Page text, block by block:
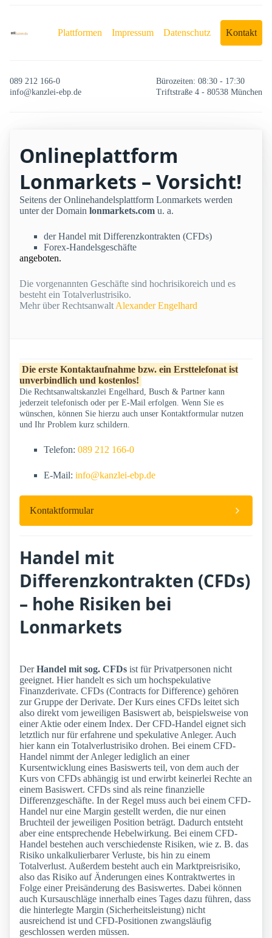
Plattformen Impressum Datenschutz Kontakt
089 212 166-0
info@kanzlei-ebp.de
Bürozeiten: 08:30 - 17:30
Triftstraße 4 - 80538 München
Onlineplattform
Lonmarkets – Vorsicht!
Seitens der Onlinehandelsplattform Lonmarkets werden
unter der Domain lonmarkets.com u. a.
der Handel mit Differenzkontrakten (CFDs)
Forex-Handelsgeschäfte
angeboten.
Die vorgenannten Geschäfte sind hochrisikoreich und es
besteht ein Totalverlustrisiko.
Mehr über Rechtsanwalt Alexander Engelhard
Die erste Kontaktaufnahme bzw. ein Ersttelefonat ist
unverbindlich und kostenlos!
Die Rechtsanwaltskanzlei Engelhard, Busch & Partner kann
jederzeit telefonisch oder per E-Mail erfolgen. Wenn Sie es
wünschen, können Sie hierzu auch unser Kontaktformular nutzen
und Ihr Problem kurz schildern.
Telefon: 089 212 166-0
E-Mail: info@kanzlei-ebp.de
Kontaktformular
Handel mit
Differenzkontrakten (CFDs)
– hohe Risiken bei
Lonmarkets
DerHandel mit sog. CFDs ist für Privatpersonen nicht
geeignet. Hier handelt es sich um hochspekulative
Finanzderivate. CFDs (Contracts for Difference) gehören
zur Gruppe der Derivate. Der Kurs eines CFDs leitet sich
also direkt vom jeweiligen Basiswert ab, beispielsweise von
einer Aktie oder einem Index. Der CFD-Handel eignet sich
letztlich nur für erfahrene und spekulative Anleger. Auch
hier kann ein Totalverlustrisiko drohen. Bei einem CFD-
Handel nimmt der Anleger lediglich an einer
Kursentwicklung eines Basiswerts teil, von dem auch der
Kurs von CFDs abhängig ist und erwirbt keinerlei Rechte an
einem Basiswert. CFDs sind als reine finanzielle
Differenzgeschäfte. In der Regel muss auch bei einem CFD-
Handel nur eine Margin gestellt werden, die nur einen
Bruchteil der jeweiligen Position beträgt. Dadurch entsteht
aber eine entsprechende Hebelwirkung. Bei einem CFD-
Handel bestehen auch verschiedenste Risiken, wie z. B. das
Risiko unkalkulierbarer Verluste, bis hin zu einem
Totalverlust. Außerdem besteht auch ein Marktpreisrisiko,
also das Risiko auf Änderungen eines Kontraktwertes in
Folge einer Preisänderung des Basiswertes. Dabei können
auch Kursauschläge innerhalb eines Tages dazu führen, dass
die hinterlegte Margin (Sicherheitsleistung) nicht
ausreichend ist und CFD-Positionen zwangsläufig
geschlossen werden müssen.